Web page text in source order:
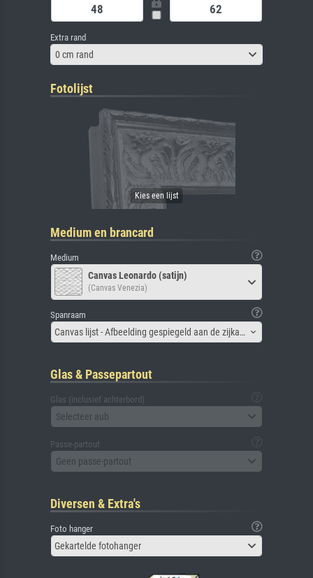
Extra rand
0 cm rand
Fotolijst
Medium en brancard
Medium
Canvas Leonardo (satijn)
(Canvas Venezia)
Spanraam
Canvas lijst - Afbeelding gespiegeld aan de zijkant
Glas & Passepartout
Glas (inclusief achterbord)
Selecteer aub
Passe-partout
Geen passe-partout
Diversen & Extra's
Foto hanger
Gekartelde fotohanger